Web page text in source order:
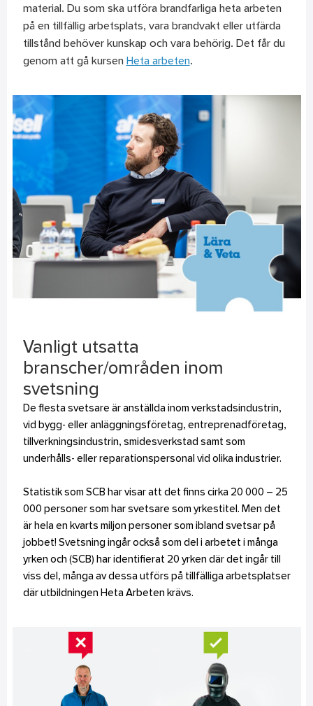
material. Du som ska utföra brandfarliga heta arbeten
på en tillfällig arbetsplats, vara brandvakt eller utfärda
tillstånd behöver kunskap och vara behörig. Det får du
genom att gå kursen Heta arbeten.
Vanligt utsatta
branscher/områden inom
svetsning
De flesta svetsare är anställda inom verkstadsindustrin,
vid bygg- eller anläggningsföretag, entreprenadföretag,
tillverkningsindustrin, smidesverkstad samt som
underhålls- eller reparationspersonal vid olika industrier.
Statistik som SCB har visar att det finns cirka 20 000 – 25
000 personer som har svetsare som yrkestitel. Men det
är hela en kvarts miljon personer som ibland svetsar på
jobbet! Svetsning ingår också som del i arbetet i många
yrken och (SCB) har identifierat 20 yrken där det ingår till
viss del, många av dessa utförs på tillfälliga arbetsplatser
där utbildningen Heta Arbeten krävs.